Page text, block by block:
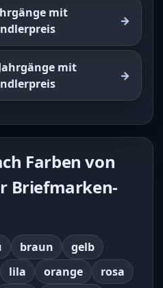
mit
mit
Farben von
Briefmarken-
braun
gelb
lila orange
rosa